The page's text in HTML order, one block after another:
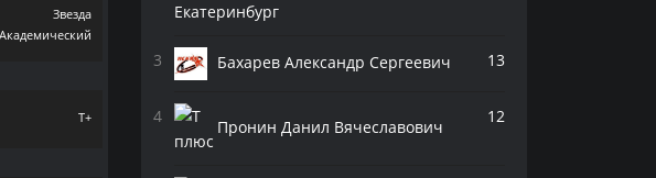
Звезда
Академический
Т+
Бахарев Александр Сергеевич 13
Пронин Данил Вячеславович
12